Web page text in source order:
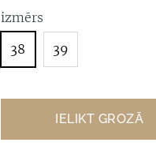
izmērs
38
39
IELIKT GROZĀ